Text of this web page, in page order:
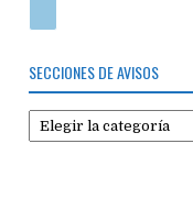
SECCIONES DE AVISOS
Secciones
de